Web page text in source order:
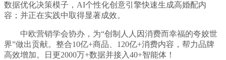
数据优化决策模子，AI个性化创意引擎快速生成高婚配内
容；并正在实践中取得显著成效。
中欧营销学会协办，为“创制人人因消费而幸福的夸姣世
界”做出贡献。整合10亿+商品、120亿+消费内容，帮力品牌
高效增加。日更2000万+数据并接入40+智能体！